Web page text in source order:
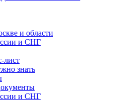
и области
и СНГ
лист
знать
и СНГ